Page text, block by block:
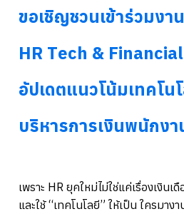
ขอเชิญชวนเข้าร่วมงา
HR Tech &
อัปเดตแนวโน้มเทคโน
บริหารการเงินพนักงา
เพราะ HR ยุคใหม่ไม่ใช่แค่เรื่องเงินเ
และใช้ “เทคโนโลยี” ให้เป็น ใครมาง